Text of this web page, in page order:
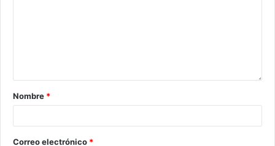
Nombre *
Correo electrónico *